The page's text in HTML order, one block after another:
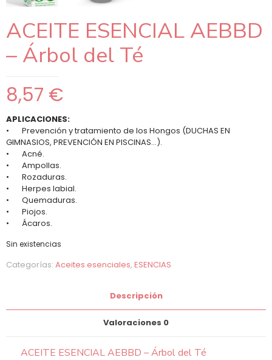
ACEITE ESENCIAL AEBBD
– Árbol del Té
8,57 €
APLICACIONES:
• Prevención y tratamiento de los Hongos (DUCHAS EN
GIMNASIOS, PREVENCIÓN EN PISCINAS…).
• Acné.
• Ampollas.
• Rozaduras.
• Herpes labial.
• Quemaduras.
• Piojos.
• Ácaros.
Sin existencias
Categorías: Aceites esenciales, ESENCIAS
Descripción
Valoraciones 0
ACEITE ESENCIAL AEBBD – Árbol del Té